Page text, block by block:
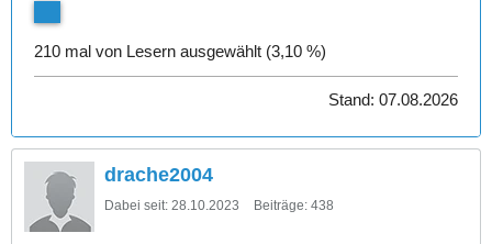
210 mal von Lesern ausgewählt (3,10 %)
Stand: 07.08.2026
drache2004
Dabei seit: 28.10.2023 Beiträge: 438